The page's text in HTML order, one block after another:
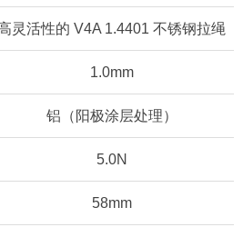
灵活性的 V4A 1.4401 不锈钢拉绳
1.0mm
铝（阳极涂层处理）
5.0N
58mm